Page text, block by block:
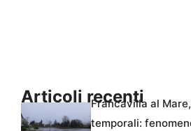
Articoli recenti
Francavilla al
temporali: